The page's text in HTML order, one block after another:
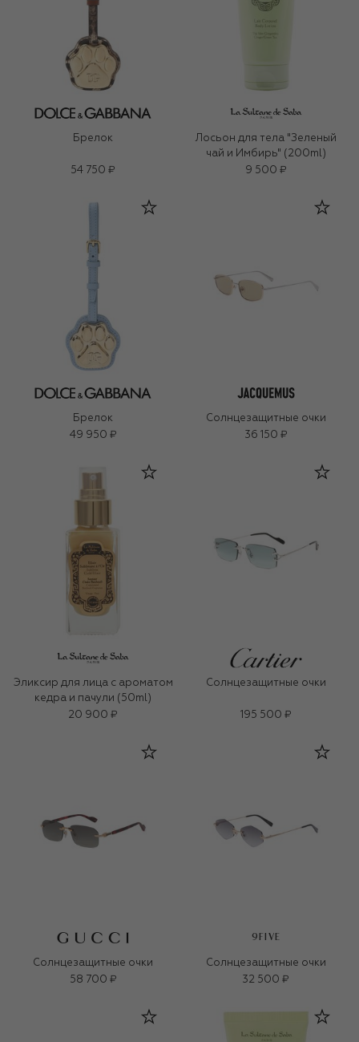
Брелок
54 750 ₽
Лосьон для тела "Зеленый
чай и Имбирь" (200ml)
9 500 ₽
Брелок
49 950 ₽
Солнцезащитные очки
36 150 ₽
Эликсир для лица c ароматом
кедра и пачули (50ml)
20 900 ₽
Солнцезащитные очки
195 500 ₽
Солнцезащитные очки
58 700 ₽
9FIVE
Солнцезащитные очки
32 500 ₽